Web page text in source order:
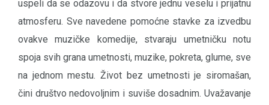
uspeli da se odazovu i da stvore jednu veselu i prijatnu
atmosferu. Sve navedene pomoćne stavke za izvedbu
ovakve muzičke komedije, stvaraju umetničku notu
spoja svih grana umetnosti, muzike, pokreta, glume, sve
na jednom mestu. Život bez umetnosti je siromašan,
čini društvo nedovoljnim i suviše dosadnim. Uvažavanje